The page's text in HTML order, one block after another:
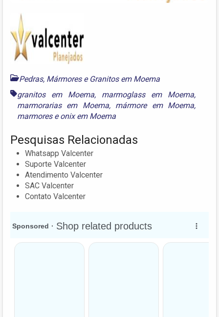
Pedras, Mármores e Granitos em Moema
granitos em Moema, marmoglass em Moema,
marmorarias em Moema, mármore em Moema,
marmoreseonix em Moema
Pesquisas Relacionadas
Whatsapp Valcenter
Suporte Valcenter
Atendimento Valcenter
SAC Valcenter
Contato Valcenter